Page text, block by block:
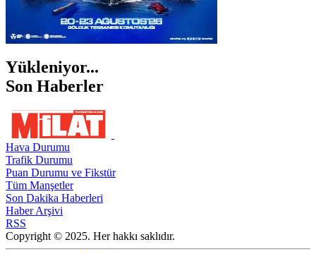
Yükleniyor...
Son Haberler
Hava Durumu
Trafik Durumu
Puan Durumu ve Fikstür
Tüm Manşetler
Son Dakika Haberleri
Haber Arşivi
RSS
Copyright © 2025. Her hakkı saklıdır.